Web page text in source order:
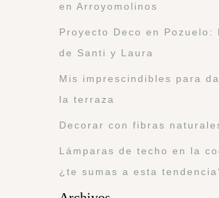
en Arroyomolinos
Proyecto Deco en Pozuelo:
de Santi y Laura
Mis imprescindibles para
la terraza
Decorar con fibras
Lámparas de techo en la
¿te sumas a esta